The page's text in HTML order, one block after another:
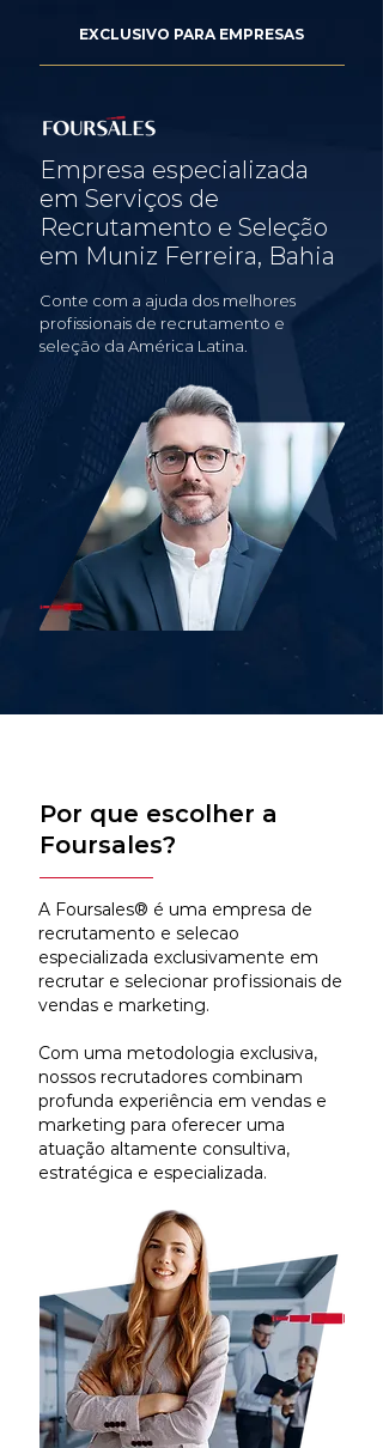
EXCLUSIVO PARA EMPRESAS
Empresa especializada
em Serviços de
Recrutamento e Seleção
em Muniz Ferreira, Bahia
Conte com a ajuda dos melhores
profissionais de recrutamento e
seleção da América Latina.
Por que escolher a
Foursales?
A Foursales® é uma empresa de
recrutamento e selecao
especializada exclusivamente em
recrutar e selecionar profissionais de
vendas e marketing.
Com uma metodologia exclusiva,
nossos recrutadores combinam
profunda experiência em vendas e
marketing para oferecer uma
atuação altamente consultiva,
estratégica e especializada.